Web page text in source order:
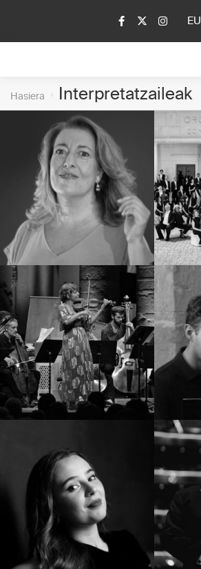
EU
Hasiera Interpretatzaileak